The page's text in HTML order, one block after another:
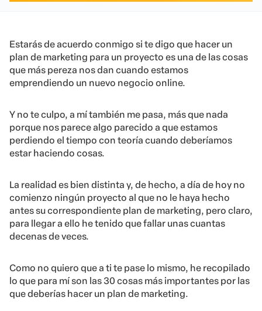
Estarás de acuerdo conmigo si te digo que hacer un
plan de marketing para un proyecto es una de las cosas
que más pereza nos dan cuando estamos
emprendiendo un nuevo negocio online.
Y no te culpo, a mí también me pasa, más que nada
porque nos parece algo parecido a que estamos
perdiendo el tiempo con teoría cuando deberíamos
estar haciendo cosas.
La realidad es bien distinta y, de hecho, a día de hoy no
comienzo ningún proyecto al que no le haya hecho
antes su correspondiente plan de marketing, pero claro,
para llegar a ello he tenido que fallar unas cuantas
decenas de veces.
Como no quiero que a ti te pase lo mismo, he recopilado
lo que para mí son las 30 cosas más importantes por las
que deberías hacer un plan de marketing.